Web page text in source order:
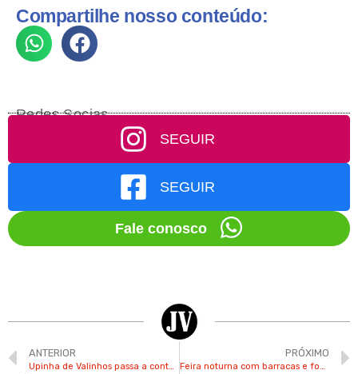
Compartilhe nosso conteúdo:
Redes Socias
SEGUIR
SEGUIR
Fale conosco
ANTERIOR PRÓXIMO